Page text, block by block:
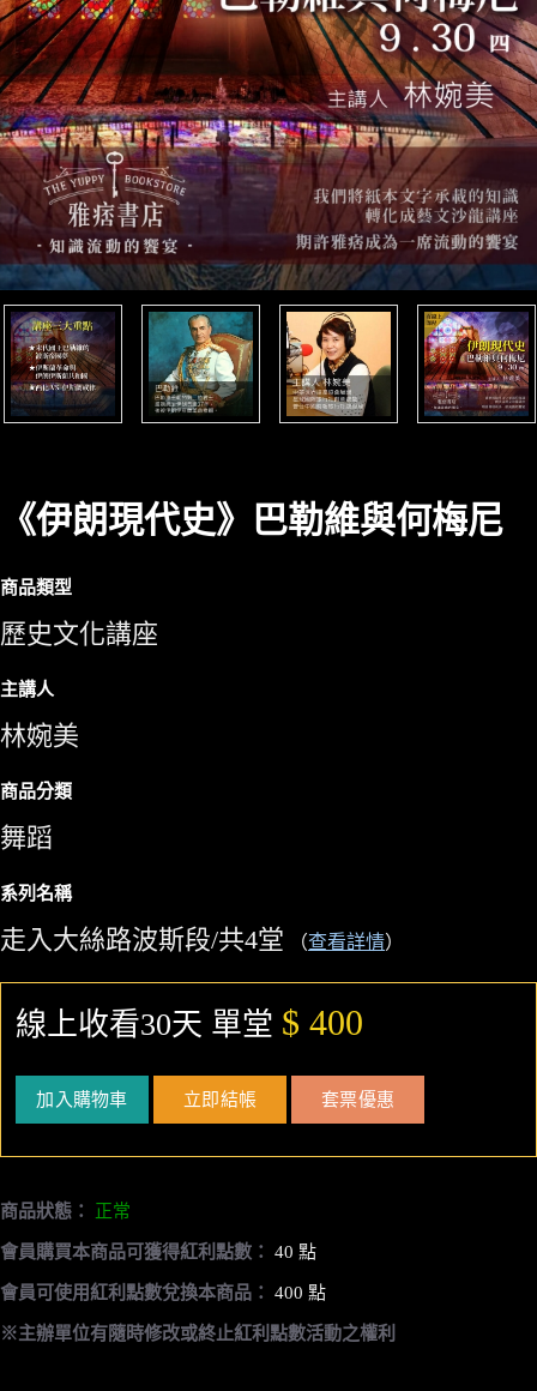
《伊朗現代史》巴勒維與何梅尼
商品類型
歷史文化講座
主講人
林婉美
商品分類
舞蹈
系列名稱
走入大絲路波斯段/共4堂 （查看詳情）
線上收看30天 單堂 $ 400
加入購物車 立即結帳 套票優惠
商品狀態： 正常
會員購買本商品可獲得紅利點數： 40 點
會員可使用紅利點數兌換本商品： 400 點
※主辦單位有隨時修改或終止紅利點數活動之權利